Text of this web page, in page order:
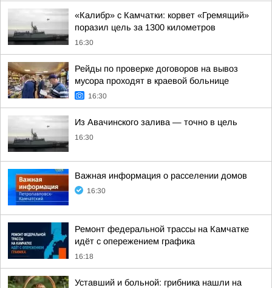
«Калибр» с Камчатки: корвет «Гремящий»
поразил цель за 1300 километров
16:30
Рейды по проверке договоров на вывоз
мусора проходят в краевой больнице
16:30
Из Авачинского залива — точно в цель
16:30
Важная информация о расселении домов
16:30
Ремонт федеральной трассы на Камчатке
идёт с опережением графика
16:18
Уставший и больной: грибника нашли на